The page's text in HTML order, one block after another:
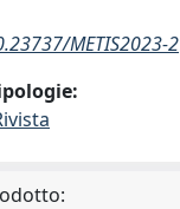
METIS2023-2